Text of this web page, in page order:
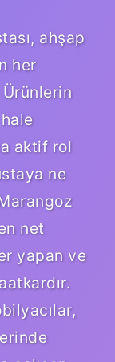
ahşap
her
aktif rol
ne
net
yapan ve